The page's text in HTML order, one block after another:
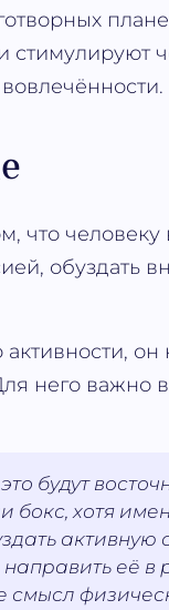
стимулируют
что
обуздать
он
него важно
будут
бокс, хотя
активную
её в